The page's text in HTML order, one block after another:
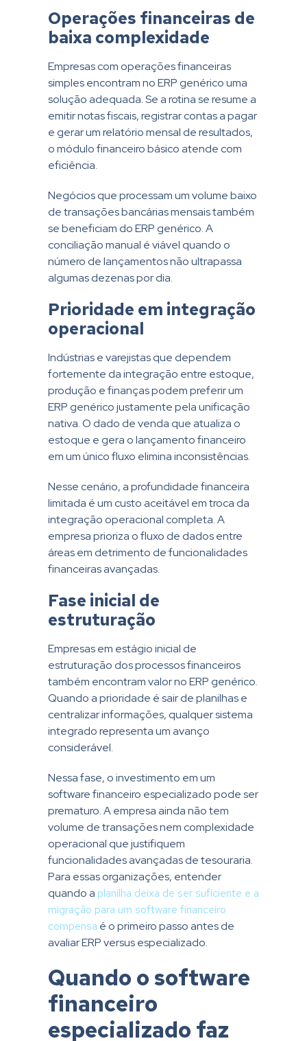
Operações financeiras de
baixa complexidade
Empresas com operações financeiras
simples encontram no ERP genérico uma
solução adequada. Se a rotina se resume a
emitir notas fiscais, registrar contas a pagar
e gerar um relatório mensal de resultados,
o módulo financeiro básico atende com
eficiência.
Negócios que processam um volume baixo
de transações bancárias mensais também
se beneficiam do ERP genérico. A
conciliação manual é viável quando o
número de lançamentos não ultrapassa
algumas dezenas por dia.
Prioridade em integração
operacional
Indústrias e varejistas que dependem
fortemente da integração entre estoque,
produção e finanças podem preferir um
ERP genérico justamente pela unificação
nativa. O dado de venda que atualiza o
estoque e gera o lançamento financeiro
em um único fluxo elimina inconsistências.
Nesse cenário, a profundidade financeira
limitada é um custo aceitável em troca da
integração operacional completa. A
empresa prioriza o fluxo de dados entre
áreas em detrimento de funcionalidades
financeiras avançadas.
Fase inicial de
estruturação
Empresas em estágio inicial de
estruturação dos processos financeiros
também encontram valor no ERP genérico.
Quando a prioridade é sair de planilhas e
centralizar informações, qualquer sistema
integrado representa um avanço
considerável.
Nessa fase, o investimento em um
software financeiro especializado pode ser
prematuro. A empresa ainda não tem
volume de transações nem complexidade
operacional que justifiquem
funcionalidades avançadas de tesouraria.
Para essas organizações, entender
quando a planilha deixa de ser suficiente e a
migração para um software financeiro
compensa é o primeiro passo antes de
avaliar ERP versus especializado.
Quando o software
financeiro
especializado faz